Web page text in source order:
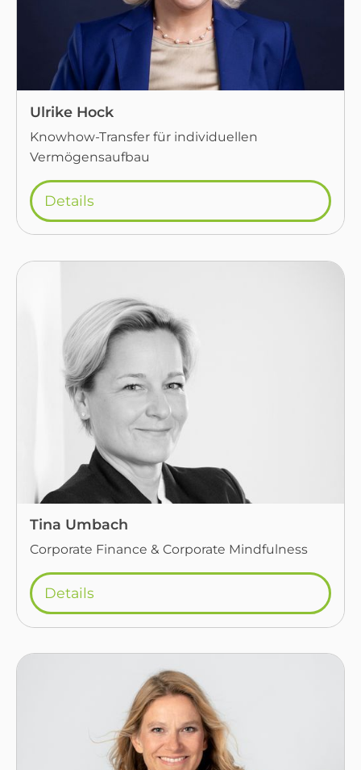
Ulrike Hock
Knowhow-Transfer für individuellen
Vermögensaufbau
Details
Tina Umbach
Corporate Finance & Corporate Mindfulness
Details